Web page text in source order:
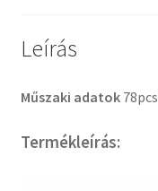
Leírás
Műszaki adatok 78pcs
Termékleírás: